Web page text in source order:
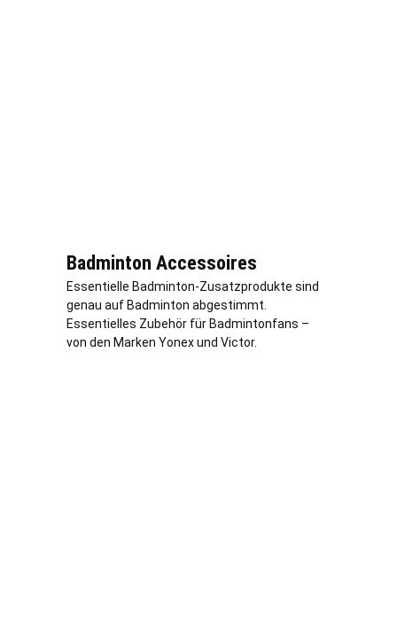
Badminton Accessoires
Essentielle Badminton-Zusatzprodukte sind
genau auf Badminton abgestimmt.
Essentielles Zubehör für Badmintonfans –
von den Marken Yonex und Victor.